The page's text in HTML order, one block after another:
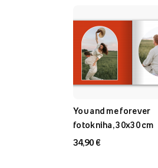
You and me forever
fotokniha, 30x30 cm
34,90 €